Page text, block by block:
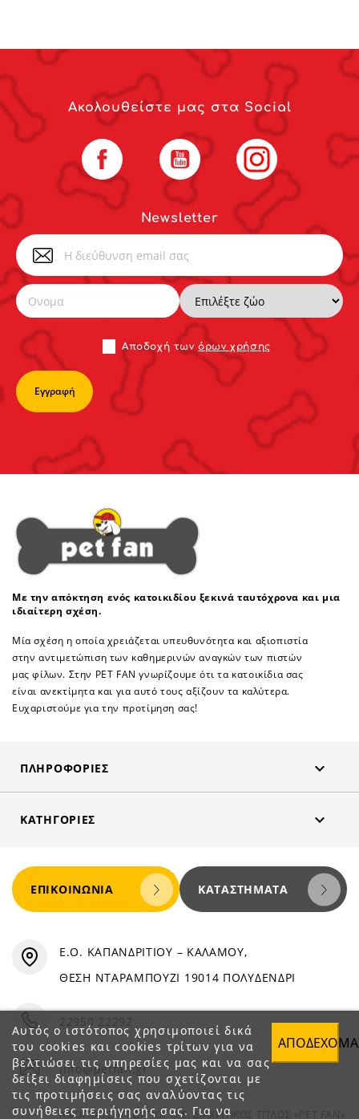
Newsletter
Αποδoχή τωνόρων χρήσης
Ακολουθείστε μας στα Social
Facebook YouTube Instagram
Με την απόκτηση ενός κατοικιδίου ξεκινά ταυτόχρονα και μια
ιδιαίτερη σχέση.
Μία σχέση η οποία χρειάζεται υπευθυνότητα και αξιοπιστία
στην αντιμετώπιση των καθημερινών αναγκών των πιστών
μας φίλων. Στην PET FAN γνωρίζουμε ότι τα κατοικίδια σας
είναι ανεκτίμητα και για αυτό τους αξίζουν τα καλύτερα.
Ευχαριστούμε για την προτίμηση σας!
ΠΛΗΡΟΦΟΡΊΕΣ 
ΚΑΤΗΓΟΡΊΕΣ 
Αυτός ο ιστότοπος χρησιμοποιεί δικά
του cookies και cookies τρίτων για να
βελτιώσει τις υπηρεσίες μας και να σας
δείξει διαφημίσεις που σχετίζονται με
τις προτιμήσεις σας αναλύοντας τις
συνήθειες περιήγησής σας. Για να
ΕΠΙΚΟΙΝΩΝΊΑ ΚΑΤΑΣΤΉΜΑΤΑ
Ε.Ο. ΚΑΠΑΝΔΡΙΤΙΟΥ – ΚΑΛΑΜΟΥ,
ΘΕΣΗ ΝΤΑΡΑΜΠΟΥΖΙ 19014 ΠΟΛΥΔΕΝΔΡΙ
22950 22292
info@petfan.gr
ΑΦΟΙ ΧΑΤΖΗΓΕΩΡΓΙΟΥ Ο.Ε. ΔΙΑΚΡΙΤΙΚΟΣ ΤΙΤΛΟΣ «PET FAN»